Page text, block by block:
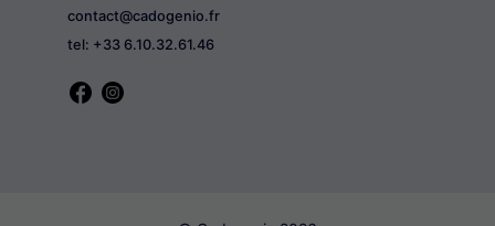
contact@cadogenio.fr
tel: +33 6.10.32.61.46